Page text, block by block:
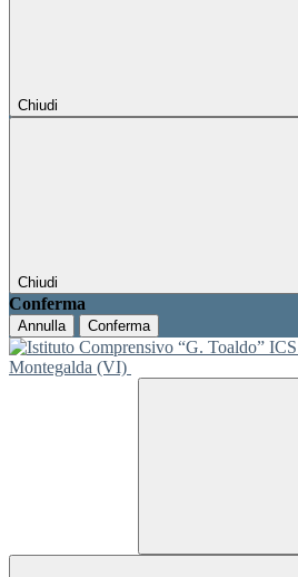
Chiudi
Chiudi
Conferma
Annulla Conferma
ICS
Montegalda (VI)